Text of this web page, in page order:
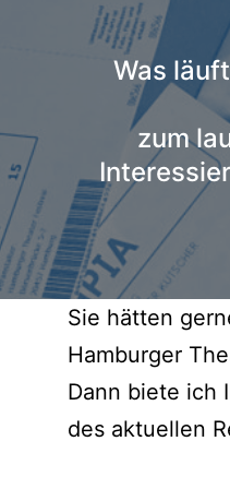
Was
zum
Sie hätten
Hamburger
Dann biete ich
des aktuellen